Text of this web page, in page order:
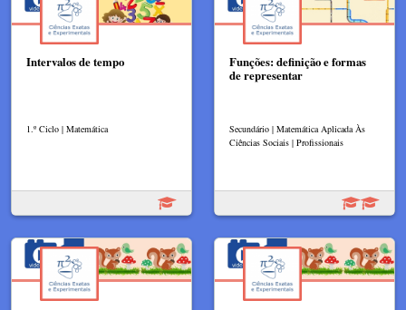
Intervalos de tempo
1.º Ciclo | Matemática
Funções: definição e formas
de representar
Secundário | Matemática Aplicada Às
Ciências Sociais | Profissionais